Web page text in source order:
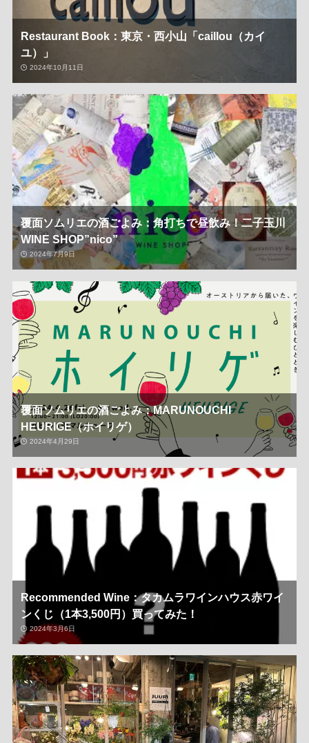
Restaurant Book：東京・西小山「caillou（カイ
ユ）」
2024年10月11日
覆面ソムリエの酒ごよみ：角打ちで昼飲み！二子玉川
WINE SHOP”nico”
2024年7月9日
覆面ソムリエの酒ごよみ：MARUNOUCHI
HEURIGE（ホイリゲ）
2024年4月29日
Recommended Wine：タカムラワインハウス赤ワイ
ンくじ（1本3,500円）買ってみた！
2024年3月6日